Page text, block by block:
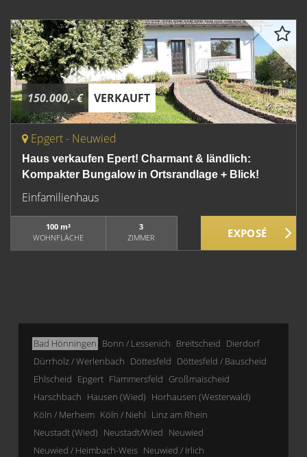
150.000,- € VERKAUFT
Epgert - Neuwied
Haus verkaufen Epert! Charmant & ländlich:
Kompakter Bungalow in Ortsrandlage + Blick!
Einfamilienhaus
100 m²
WOHNFLÄCHE
3
ZIMMER
Bad Hönningen Bonn / Lessenich Breitscheid Dierdorf
Dürrholz / Werlenbach Döttesfeld Döttesfeld / Bauscheid
Ehlscheid Epgert Flammersfeld Großmaischeid
Harschbach Hausen (Wied) Horhausen (Westerwald)
Köln / Merheim Köln / Niehl Linz am Rhein
Neustadt (Wied) Neustadt/Wied Neuwied
Neuwied / Heimbach-Weis Neuwied / Irlich